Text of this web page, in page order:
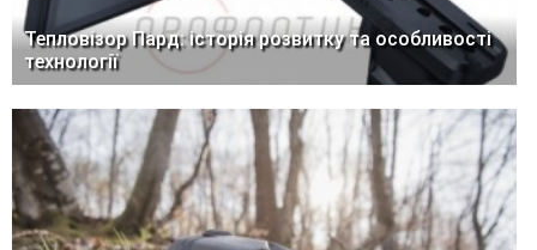
Тепловізор Пард: історія розвитку та особливості
технології